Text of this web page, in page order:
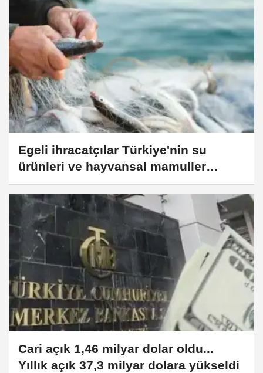
Egeli ihracatçılar Türkiye'nin su
ürünleri ve hayvansal mamuller
ihracatında liderliğini pekiştirdi
Cari açık 1,46 milyar dolar oldu...
Yıllık açık 37,3 milyar dolara yükseldi